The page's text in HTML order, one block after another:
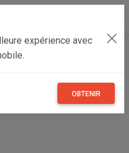
expérience avec
OBTENIR